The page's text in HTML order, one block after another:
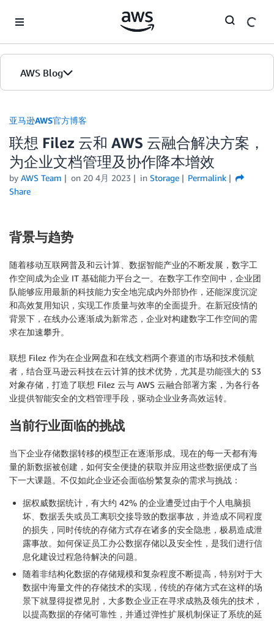
AWS Blog
首页
版本
亚马逊AWS官方博客
联想 Filez 云和 AWS 云融合解决方案，
为企业文档管理及协作降本增效
by AWS Team on 20 4月 2023 in Storage
Permalink
Share
背景与趋势
随着移动互联网普及和云计算、数据智能产业的不断发展，数字工
作空间成为企业 IT 基础能力平台之一。在数字工作空间中，企业团
队能够应用最新的科技能力安全地完成内外部协作，还能深度沉淀
和高效复用知识，实现工作质量与效率的全面提升。在新冠疫情的
背景下，在线办公逐渐成为新常态，企业对构建数字工作空间的需
求在加速攀升。
联想 Filez 作为在企业网盘和在线文档两个赛道的市场和技术领航
者，结合亚马逊云科技在云计算的技术优势，尤其是功能强大的 S3
对象存储，打造了联想 Filez 云与 AWS 云融合部署方案，为各行各
业提供智能安全的文档管理手段，驱动企业业务高效运转。
当前行业面临的挑战
当下企业存储数据转移的模型正在逐渐形成。现在的每一天都有海
量的新数据被创建，如何安全便捷的获取并应用这些数据便成了当
下一大课题。不仅如此企业还会面临纷繁复杂的需求与挑战：
据权威数据统计，有大约 42% 的企业遭受过由于个人电脑损
坏、数据丢失或员工离职交接导致的数据事故，并造成不同程度
的损失，同时传统的存储方式存在诸多的安全隐患，极易造成泄
露事故。如何保证员工办公数据存储以及安全性，是我们进行信
息化建设过程急待解决的问题。
随着非结构化数据的存储规模和复杂程度不断提高，特别对于大
数据中海量文件的存储技术的实现，传统的存储方式在这样的场
景下就显得捉襟见肘，大多数企业正在寻求成熟及领先的技术，
以提高数据的存储可靠性，并通过弹性扩展机制保证了系统的延